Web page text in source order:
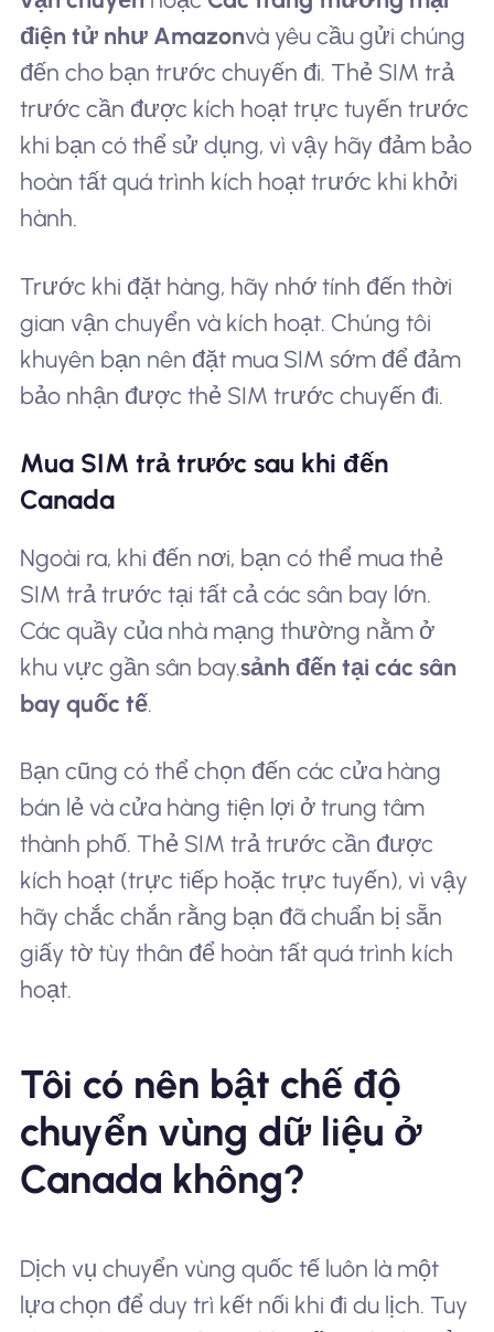
điện tử như Amazonvà yêu cầu gửi chúng
đến cho bạn trước chuyến đi. Thẻ SIM trả
trước cần được kích hoạt trực tuyến trước
khi bạn có thể sử dụng, vì vậy hãy đảm bảo
hoàn tất quá trình kích hoạt trước khi khởi
hành.
Trước khi đặt hàng, hãy nhớ tính đến thời
gian vận chuyển và kích hoạt. Chúng tôi
khuyên bạn nên đặt mua SIM sớm để đảm
bảo nhận được thẻ SIM trước chuyến đi.
Mua SIM trả trước sau khi đến
Canada
Ngoài ra, khi đến nơi, bạn có thể mua thẻ
SIM trả trước tại tất cả các sân bay lớn.
Các quầy của nhà mạng thường nằm ở
khu vực gần sân bay.sảnh đến tại các sân
bay quốc tế.
Bạn cũng có thể chọn đến các cửa hàng
bán lẻ và cửa hàng tiện lợi ở trung tâm
thành phố. Thẻ SIM trả trước cần được
kích hoạt (trực tiếp hoặc trực tuyến), vì vậy
hãy chắc chắn rằng bạn đã chuẩn bị sẵn
giấy tờ tùy thân để hoàn tất quá trình kích
hoạt.
Tôi có nên bật chế độ
chuyển vùng dữ liệu ở
Canada không?
Dịch vụ chuyển vùng quốc tế luôn là một
lựa chọn để duy trì kết nối khi đi du lịch. Tuy